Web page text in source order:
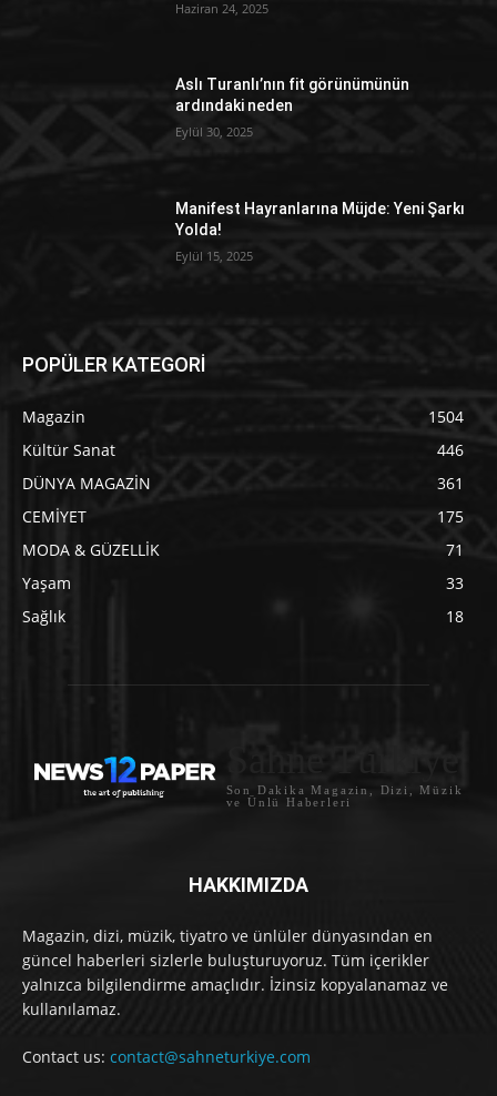
Haziran 24, 2025
Aslı Turanlı’nın fit görünümünün
ardındaki neden
Eylül 30, 2025
Manifest Hayranlarına Müjde: Yeni Şarkı
Yolda!
Eylül 15, 2025
POPÜLER KATEGORİ
Magazin
1504
Kültür Sanat
446
DÜNYA MAGAZİN
361
CEMİYET
175
MODA & GÜZELLİK
71
Yaşam
33
Sağlık
18
Sahne Türkiye
Son Dakika Magazin, Dizi, Müzik
ve Ünlü Haberleri
HAKKIMIZDA
Magazin, dizi, müzik, tiyatro ve ünlüler dünyasından en
güncel haberleri sizlerle buluşturuyoruz. Tüm içerikler
yalnızca bilgilendirme amaçlıdır. İzinsiz kopyalanamaz ve
kullanılamaz.
Contact us: contact@sahneturkiye.com